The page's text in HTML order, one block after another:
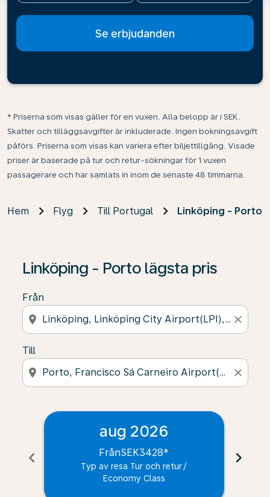
Se erbjudanden
* Priserna som visas gäller för en vuxen. Alla belopp är i SEK.
Skatter och tilläggsavgifter är inkluderade. Ingen bokningsavgift
påförs. Priserna som visas kan variera efter biljettillgång. Visade
priser är baserade på tur och retur-sökningar för 1 vuxen
passagerare och har samlats in inom de senaste 48 timmarna.
Hem Flyg Till Portugal Linköping - Porto
Linköping - Porto lägsta pris
Från
location_on close
Till
location_on close
chevron_left
aug 2026
FrånSEK3428*
Typ av resa Tur och retur /
Economy Class
chevron_right